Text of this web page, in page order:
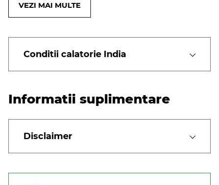
VEZI MAI MULTE
Conditii calatorie India
Informatii suplimentare
Disclaimer